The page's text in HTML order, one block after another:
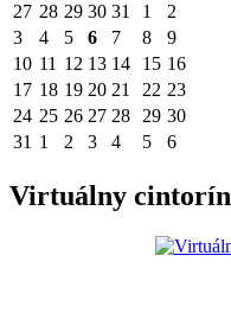
27 28 29 30 31 1
2
3
4 5 6 7 8
9
10 11 12 13 14 15 16
17 18 19 20 21 22 23
24 25 26 27 28 29 30
31 1 2 3 4 5 6
Virtuálny cintorín